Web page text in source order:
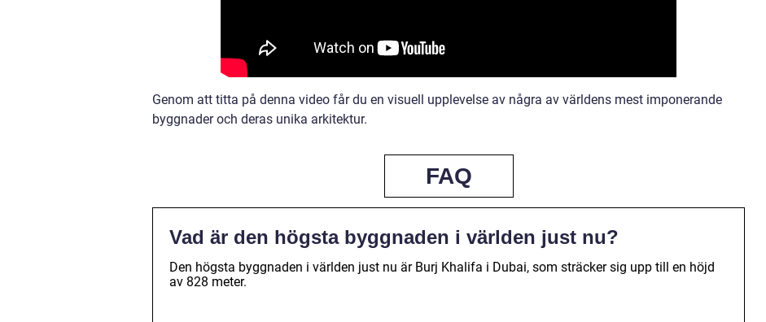
Genom att titta på denna video får du en visuell upplevelse av några av världens mest imponerande
byggnader och deras unika arkitektur.
FAQ
Vad är den högsta byggnaden i världen just nu?
Den högsta byggnaden i världen just nu är Burj Khalifa i Dubai, som sträcker sig upp till en höjd
av 828 meter.